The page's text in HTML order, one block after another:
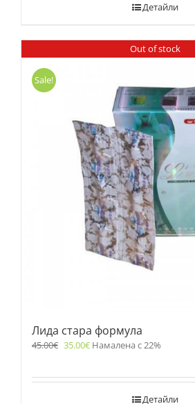
Детайли
Out of stock
Sale!
Лида стара формула
45.00€ 35.00€ Намалена с 22%
Детайли